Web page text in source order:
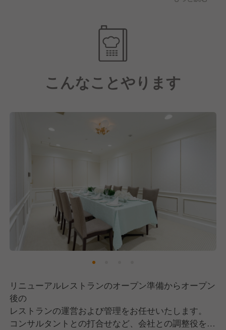
また、当ホテルからさいたまスーパーアリーナまでも
施設が近くにある上、周辺施設への出張パーティも承
っております。
けます。
こんなことやります
リニューアルレストランのオープン準備からオープン
後の
レストランの運営および管理をお任せいたします。
コンサルタントとの打合せなど、会社との調整役をお